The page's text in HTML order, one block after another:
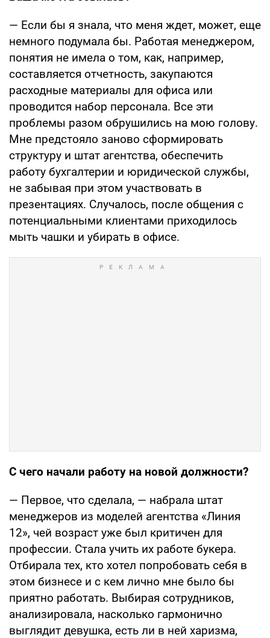
— Если бы я знала, что меня ждет, может, еще
немного подумала бы. Работая менеджером,
понятия не имела о том, как, например,
составляется отчетность, закупаются
расходные материалы для офиса или
проводится набор персонала. Все эти
проблемы разом обрушились на мою голову.
Мне предстояло заново сформировать
структуру и штат агентства, обеспечить
работу бухгалтерии и юридической службы,
не забывая при этом участвовать в
презентациях. Случалось, после общения с
потенциальными клиентами приходилось
мыть чашки и убирать в офисе.
С чего начали работу на новой должности?
— Первое, что сделала, — набрала штат
менеджеров из моделей агентства «Линия
12», чей возраст уже был критичен для
профессии. Стала учить их работе букера.
Отбирала тех, кто хотел попробовать себя в
этом бизнесе и с кем лично мне было бы
приятно работать. Выбирая сотрудников,
анализировала, насколько гармонично
выглядит девушка, есть ли в ней харизма,